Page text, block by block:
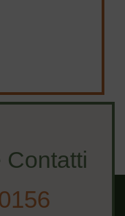
Contatti